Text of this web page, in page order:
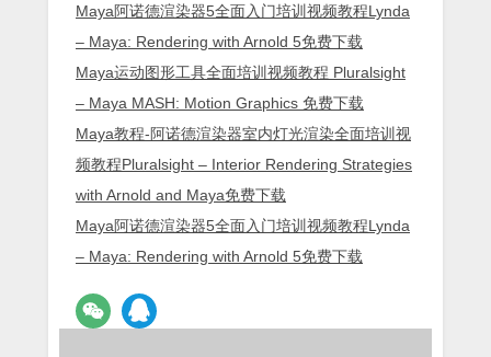
Maya阿诺德渲染器5全面入门培训视频教程Lynda
– Maya: Rendering with Arnold 5免费下载
Maya运动图形工具全面培训视频教程 Pluralsight
– Maya MASH: Motion Graphics 免费下载
Maya教程-阿诺德渲染器室内灯光渲染全面培训视
频教程Pluralsight – Interior Rendering Strategies
with Arnold and Maya免费下载
Maya阿诺德渲染器5全面入门培训视频教程Lynda
– Maya: Rendering with Arnold 5免费下载